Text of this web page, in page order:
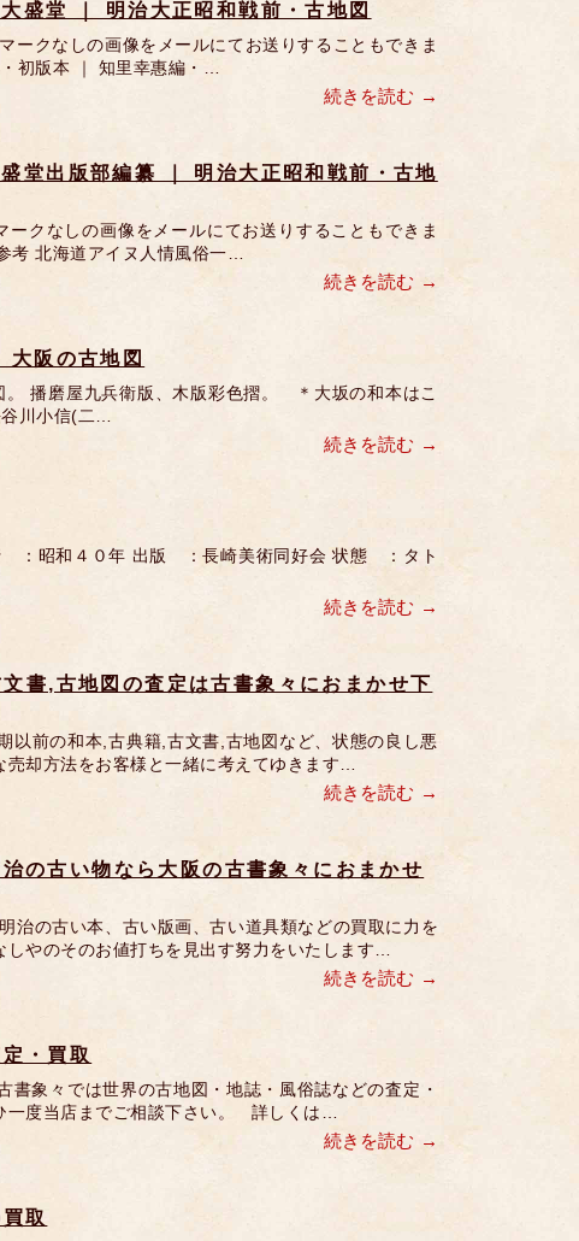
盛堂 ｜ 明治大正昭和戦前・古地図
ークなしの画像をメールにてお送りすることもできま
初版本 ｜ 知里幸惠編・…
続きを読む
堂出版部編纂 ｜ 明治大正昭和戦前・古地
クなしの画像をメールにてお送りすることもできま
考 北海道アイヌ人情風俗一…
続きを読む
阪の古地図
。 播磨屋九兵衛版、木版彩色摺。 ＊大坂の和本はこ
川小信(二…
続きを読む
：昭和４０年 出版 ：長崎美術同好会 状態 ：タト
続きを読む
書,古地図の査定は古書象々におまかせ下
以前の和本,古典籍,古文書,古地図など、状態の良し悪
売却方法をお客様と一緒に考えてゆきます…
続きを読む
の古い物なら大阪の古書象々におまかせ
治の古い本、古い版画、古い道具類などの買取に力を
やのそのお値打ちを見出す努力をいたします…
続きを読む
・買取
象々では世界の古地図・地誌・風俗誌などの査定・
一度当店までご相談下さい。 詳しくは…
続きを読む
取